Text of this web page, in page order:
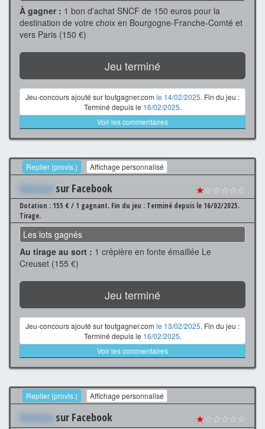
À gagner : 1 bon d'achat SNCF de 150 euros pour la
destination de votre choix en Bourgogne-Franche-Comté et
vers Paris (150 €)
Jeu terminé
Jeu-concours ajouté sur toutgagner.com le 14/02/2025. Fin du jeu :
Terminé depuis le 16/02/2025.
Voir les commentaires
Replier (provis.) Affichage personnalisé
Xxxxxxx sur Facebook ★☆☆☆☆☆
Dotation : 155 € / 1 gagnant. Fin du jeu : Terminé depuis le 16/02/2025.
Tirage.
Les lots gagnés
Au tirage au sort : 1 crêpière en fonte émaillée Le
Creuset (155 €)
Jeu terminé
Jeu-concours ajouté sur toutgagner.com le 13/02/2025. Fin du jeu :
Terminé depuis le 16/02/2025.
Voir les commentaires
Replier (provis.) Affichage personnalisé
Xxxxxxx sur Facebook ★☆☆☆☆☆